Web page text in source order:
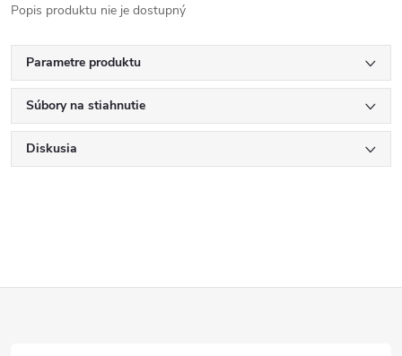
Popis produktu nie je dostupný
Parametre produktu
Súbory na stiahnutie
Diskusia